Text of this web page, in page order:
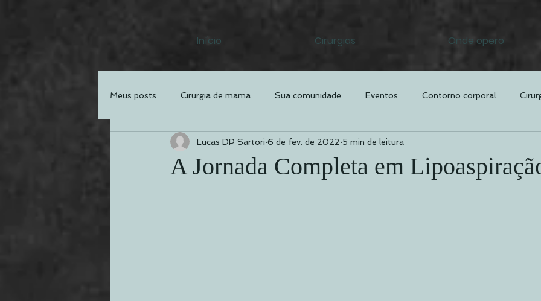
Início Cirurgias Onde opero
Meus posts Cirurgia de mama Sua comunidade Eventos Contorno corporal
Procedimentos Eventos Lipo HD Rinoplastia Abdominoplastia
A Jornada Completa em
Lucas DP Sartori 6 de fev. de 2022 5 min de leitura